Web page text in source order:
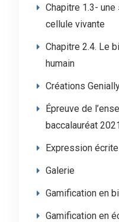
Chapitre 1.3-
cellule vivante
Chapitre 2.4. Le
humain
Créations
Épreuve de
baccalauréat
Expression
Galerie
Gamification en
Gamification en